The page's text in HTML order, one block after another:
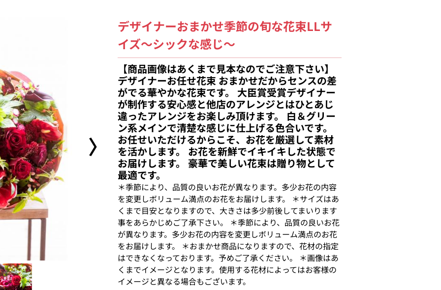
〉
デザイナーおまかせ季節の旬な花束LLサ
イズ～シックな感じ～
【商品画像はあくまで見本なのでご注意下さい】
デザイナーお任せ花束 おまかせだからセンスの差
がでる華やかな花束です。 大臣賞受賞デザイナー
が制作する安心感と他店のアレンジとはひとあじ
違ったアレンジをお楽しみ頂けます。 白＆グリー
ン系メインで清楚な感じに仕上げる色合いです。
お任せいただけるからこそ、お花を厳選して素材
を活かします。 お花を新鮮でイキイキした状態で
お届けします。 豪華で美しい花束は贈り物として
最適です。
＊季節により、品質の良いお花が異なります。多少お花の内容
を変更しボリューム満点のお花をお届けします。 ＊サイズはあ
くまで目安となりますので、大きさは多少前後してまいります
事をあらかじめご了承下さい。 ＊季節により、品質の良いお花
が異なります。多少お花の内容を変更しボリューム満点のお花
をお届けします。 ＊おまかせ商品になりますので、花材の指定
はできなくなっております。予めご了承ください。 ＊画像はあ
くまでイメージとなります。使用する花材によってはお客様の
イメージと異なる場合もございます。